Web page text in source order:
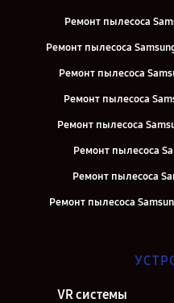
Ремонт пылесоса
Ремонт пылесоса
Ремонт пылесоса
Ремонт пылесоса
Ремонт пылесоса
Ремонт пылесоса
Ремонт пылесоса
Ремонт пылесоса
VR системы